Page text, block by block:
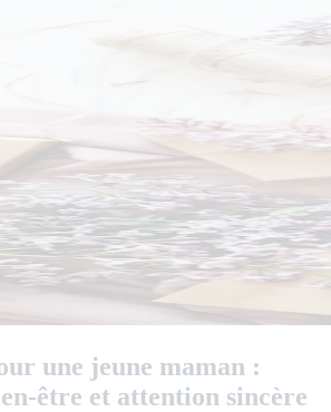
une jeune maman :
être et attention sincère